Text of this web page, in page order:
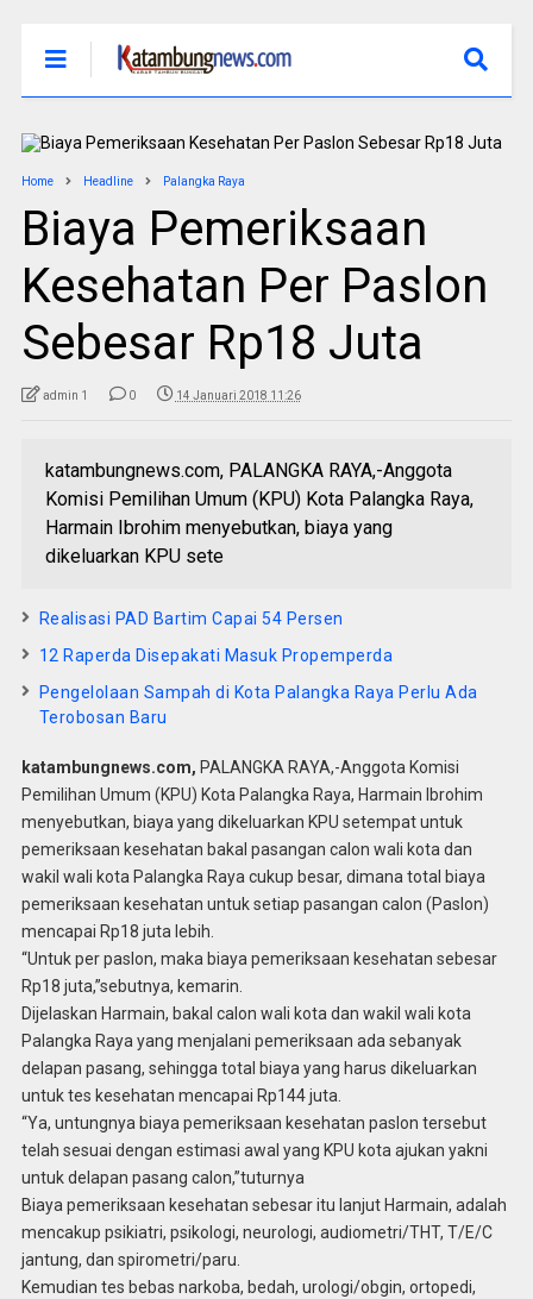
Home Headline Palangka Raya
Biaya Pemeriksaan
Kesehatan Per Paslon
Sebesar Rp18 Juta
admin 1 0 14 Januari 2018 11:26
katambungnews.com, PALANGKA RAYA,-Anggota
Komisi Pemilihan Umum (KPU) Kota Palangka Raya,
Harmain Ibrohim menyebutkan, biaya yang
dikeluarkan KPU sete
Realisasi PAD Bartim Capai 54 Persen
12 Raperda Disepakati Masuk Propemperda
Pengelolaan Sampah di Kota Palangka Raya Perlu Ada
Terobosan Baru
katambungnews.com, PALANGKA RAYA,-Anggota Komisi
Pemilihan Umum (KPU) Kota Palangka Raya, Harmain Ibrohim
menyebutkan, biaya yang dikeluarkan KPU setempat untuk
pemeriksaan kesehatan bakal pasangan calon wali kota dan
wakil wali kota Palangka Raya cukup besar, dimana total biaya
pemeriksaan kesehatan untuk setiap pasangan calon (Paslon)
mencapai Rp18 juta lebih.
“Untuk per paslon, maka biaya pemeriksaan kesehatan sebesar
Rp18 juta,”sebutnya, kemarin.
Dijelaskan Harmain, bakal calon wali kota dan wakil wali kota
Palangka Raya yang menjalani pemeriksaan ada sebanyak
delapan pasang, sehingga total biaya yang harus dikeluarkan
untuk tes kesehatan mencapai Rp144 juta.
“Ya, untungnya biaya pemeriksaan kesehatan paslon tersebut
telah sesuai dengan estimasi awal yang KPU kota ajukan yakni
untuk delapan pasang calon,”tuturnya
Biaya pemeriksaan kesehatan sebesar itu lanjut Harmain, adalah
mencakup psikiatri, psikologi, neurologi, audiometri/THT, T/E/C
jantung, dan spirometri/paru.
Kemudian tes bebas narkoba, bedah, urologi/obgin, ortopedi,